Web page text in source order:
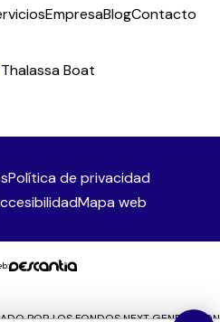
EmpresaBlogContacto
Thalassa Boat
Política de privacidad
Mapa web
POR LOS FONDOS NEXT GENERATION